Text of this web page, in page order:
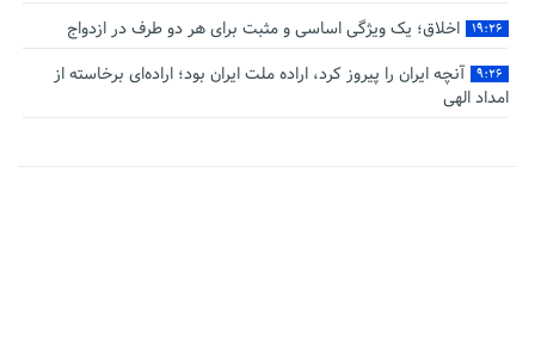
۱۹:۲۶ اخلاق؛ یک ویژگی اساسی و مثبت برای هر دو طرف در ازدواج
۹:۲۶
آنچه ایران را پیروز کرد، اراده ملت ایران بود؛ اراده‌ای برخاسته از
امداد الهی